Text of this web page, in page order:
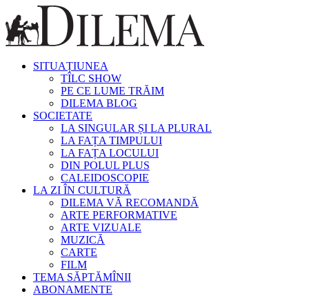
SITUAȚIUNEA
TÎLC SHOW
PE CE LUME TRĂIM
DILEMA BLOG
SOCIETATE
LA SINGULAR ȘI LA PLURAL
LA FAȚA TIMPULUI
LA FAȚA LOCULUI
DIN POLUL PLUS
CALEIDOSCOPIE
LA ZI ÎN CULTURĂ
DILEMA VĂ RECOMANDĂ
ARTE PERFORMATIVE
ARTE VIZUALE
MUZICĂ
CARTE
FILM
TEMA SĂPTĂMÎNII
ABONAMENTE